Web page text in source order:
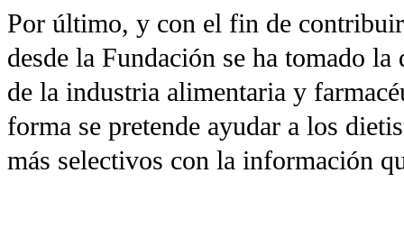
Por último, y con el fin de
desde la Fundación se ha tomado
de la industria alimentaria y
forma se pretende ayudar a los
más selectivos con la información